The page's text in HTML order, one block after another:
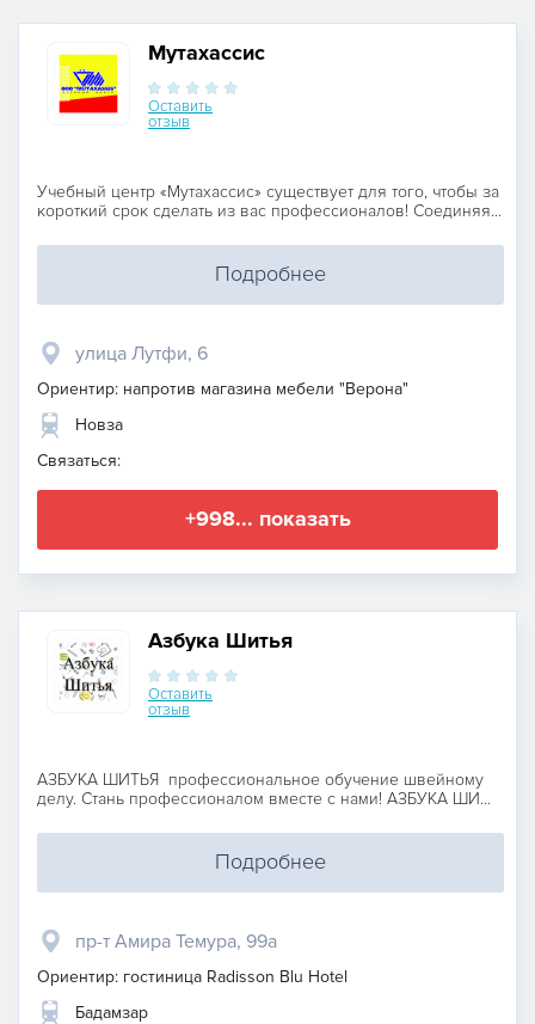
Мутахассис
Оставить
отзыв
Учебный центр «Мутахассис» существует для того, чтобы за
короткий срок сделать из вас профессионалов! Соединяя...
Подробнее
улица Лутфи, 6
Ориентир: напротив магазина мебели "Верона"
Новза
Связаться:
+998... показать
Азбука Шитья
Оставить
отзыв
АЗБУКА ШИТЬЯ профессиональное обучение швейному
делу. Стань профессионалом вместе с нами! АЗБУКА ШИ...
Подробнее
пр-т Амира Темура, 99а
Ориентир: гостиница Radisson Blu Hotel
Бадамзар